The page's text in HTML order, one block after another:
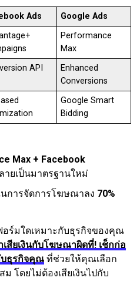
Ads
Google Ads
Performance
Max
API
Enhanced
Conversions
Google Smart
Bidding
Max + Facebook
ายเป็นมาตรฐานใหม่
นการจัดการโฆษณาลง 70%
ร์มใดเหมาะกับธุรกิจของคุณ
เสียเงินกับโฆษณาผิดที่! เช็กก่อ
บธุรกิจคุณ ที่ช่วยให้คุณเลือก
โดยไม่ต้องเสียเงินไปกับ